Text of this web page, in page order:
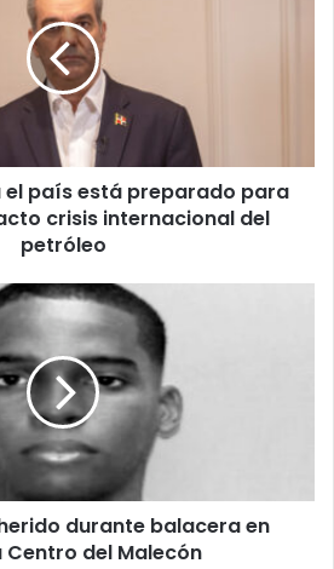
país está preparado para
crisis internacional del
petróleo
durante balacera en
Centro del Malecón